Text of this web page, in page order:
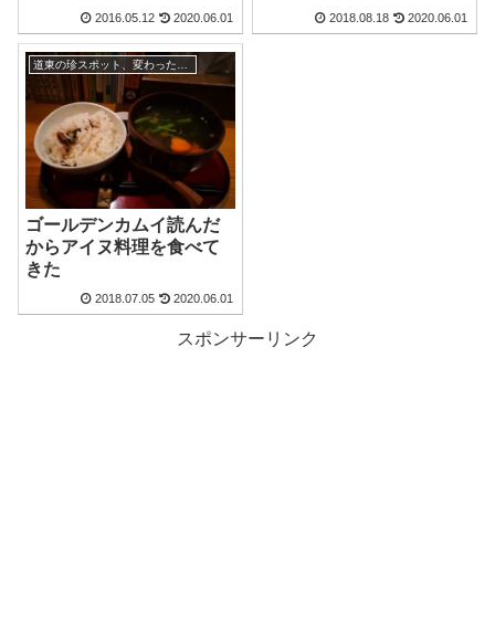
2016.05.12 2020.06.01 2018.08.18 2020.06.01
ゴールデンカムイ読んだ
からアイヌ料理を食べて
きた
2018.07.05 2020.06.01
スポンサーリンク